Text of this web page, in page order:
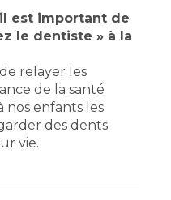
est important de
le dentiste » à la
relayer les
de la santé
nos enfants les
des dents
vie.